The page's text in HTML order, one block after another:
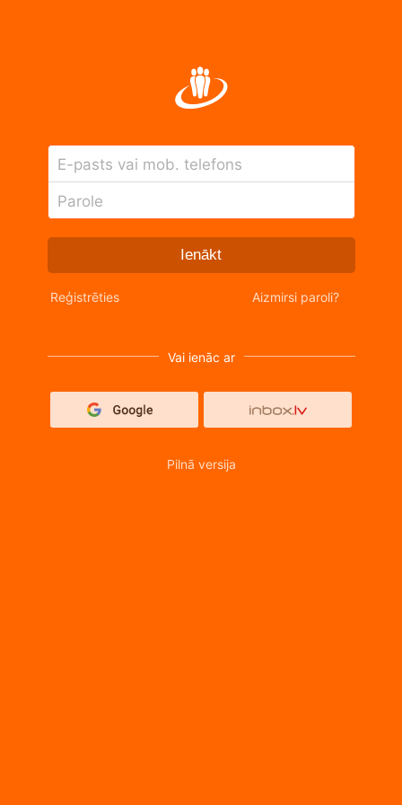
E-pasts vai mob. telefons
Parole
Ienākt
Reģistrēties Aizmirsi paroli?
Vai ienāc ar
Pilnā versija